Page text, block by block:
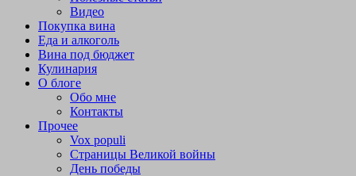
Видео
Покупка вина
Еда и алкоголь
Вина под бюджет
Кулинария
О блоге
Обо мне
Контакты
Прочее
Vox populi
Страницы Великой войны
День победы